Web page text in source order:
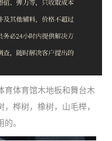
育体育馆木地板和舞台木
桦树，橡树，山毛榉，
。